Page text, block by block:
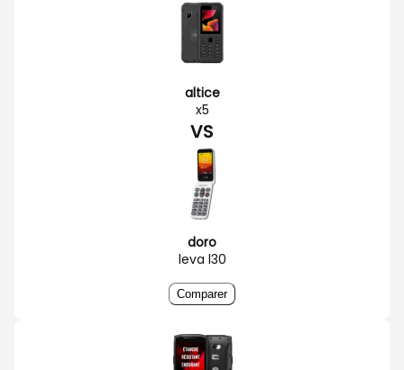
altice
x5
VS
doro
leva l30
Comparer